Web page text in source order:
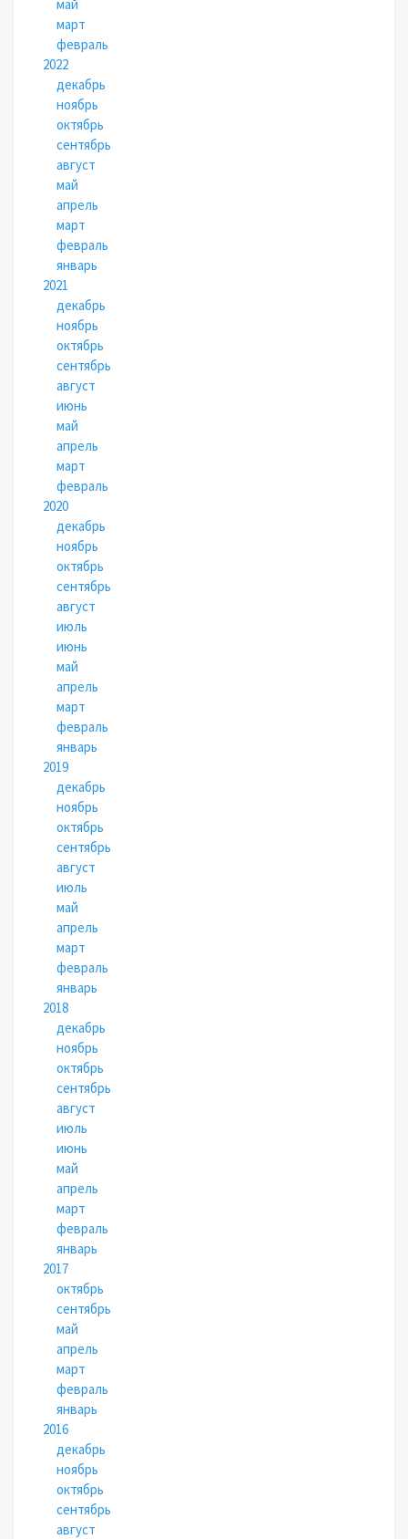
май
март
февраль
2022
декабрь
ноябрь
октябрь
сентябрь
август
май
апрель
март
февраль
январь
2021
декабрь
ноябрь
октябрь
сентябрь
август
июнь
май
апрель
март
февраль
2020
декабрь
ноябрь
октябрь
сентябрь
август
июль
июнь
май
апрель
март
февраль
январь
2019
декабрь
ноябрь
октябрь
сентябрь
август
июль
май
апрель
март
февраль
январь
2018
декабрь
ноябрь
октябрь
сентябрь
август
июль
июнь
май
апрель
март
февраль
январь
2017
октябрь
сентябрь
май
апрель
март
февраль
январь
2016
декабрь
ноябрь
октябрь
сентябрь
август